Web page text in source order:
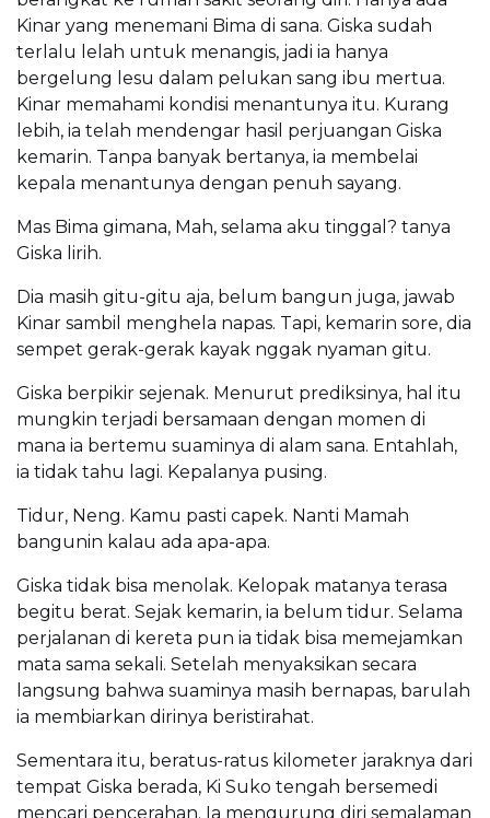
Kinar yang menemani Bima di sana. Giska sudah
terlalu lelah untuk menangis, jadi ia hanya
bergelung lesu dalam pelukan sang ibu mertua.
Kinar memahami kondisi menantunya itu. Kurang
lebih, ia telah mendengar hasil perjuangan Giska
kemarin. Tanpa banyak bertanya, ia membelai
kepala menantunya dengan penuh sayang.
Mas Bima gimana, Mah, selama aku tinggal? tanya
Giska lirih.
Dia masih gitu-gitu aja, belum bangun juga, jawab
Kinar sambil menghela napas. Tapi, kemarin sore, dia
sempet gerak-gerak kayak nggak nyaman gitu.
Giska berpikir sejenak. Menurut prediksinya, hal itu
mungkin terjadi bersamaan dengan momen di
mana ia bertemu suaminya di alam sana. Entahlah,
ia tidak tahu lagi. Kepalanya pusing.
Tidur, Neng. Kamu pasti capek. Nanti Mamah
bangunin kalau ada apa-apa.
Giska tidak bisa menolak. Kelopak matanya terasa
begitu berat. Sejak kemarin, ia belum tidur. Selama
perjalanan di kereta pun ia tidak bisa memejamkan
mata sama sekali. Setelah menyaksikan secara
langsung bahwa suaminya masih bernapas, barulah
ia membiarkan dirinya beristirahat.
Sementara itu, beratus-ratus kilometer jaraknya dari
tempat Giska berada, Ki Suko tengah bersemedi
mencari pencerahan. Ia mengurung diri semalaman